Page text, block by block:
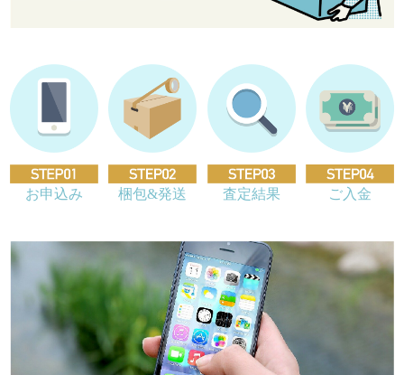
お申込み 梱包&発送 査定結果 ご入金